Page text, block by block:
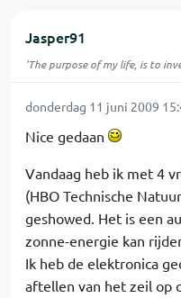
Jasper91
'The purpose of my life, is to
donderdag 11 juni 2009
Nice gedaan
Vandaag heb ik met 4
(HBO Technische
geshowed. Het is een
zonne-energie kan
Ik heb de elektronica
aftellen van het zeil op